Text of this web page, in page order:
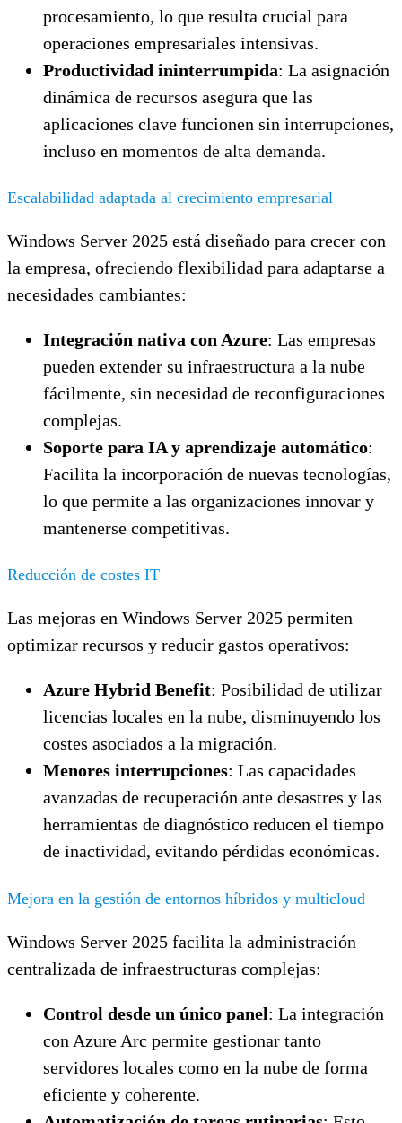
procesamiento, lo que resulta crucial para
operaciones empresariales intensivas.
Productividad ininterrumpida: La asignación
dinámica de recursos asegura que las
aplicaciones clave funcionen sin interrupciones,
incluso en momentos de alta demanda.
Escalabilidad adaptada al crecimiento empresarial
Windows Server 2025 está diseñado para crecer con
la empresa, ofreciendo flexibilidad para adaptarse a
necesidades cambiantes:
Integración nativa con Azure: Las empresas
pueden extender su infraestructura a la nube
fácilmente, sin necesidad de reconfiguraciones
complejas.
Soporte para IA y aprendizaje automático:
Facilita la incorporación de nuevas tecnologías,
lo que permite a las organizaciones innovar y
mantenerse competitivas.
Reducción de costes IT
Las mejoras en Windows Server 2025 permiten
optimizar recursos y reducir gastos operativos:
Azure Hybrid Benefit: Posibilidad de utilizar
licencias locales en la nube, disminuyendo los
costes asociados a la migración.
Menores interrupciones: Las capacidades
avanzadas de recuperación ante desastres y las
herramientas de diagnóstico reducen el tiempo
de inactividad, evitando pérdidas económicas.
Mejora en la gestión de entornos híbridos y multicloud
Windows Server 2025 facilita la administración
centralizada de infraestructuras complejas:
Control desde un único panel: La integración
con Azure Arc permite gestionar tanto
servidores locales como en la nube de forma
eficiente y coherente.